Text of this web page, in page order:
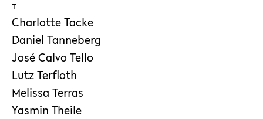
T
Charlotte Tacke
Daniel Tanneberg
José Calvo Tello
Lutz Terfloth
Melissa Terras
Yasmin Theile